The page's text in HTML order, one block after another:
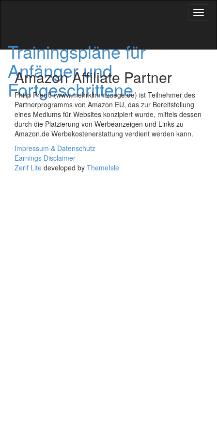
Trainingspläne für
Anfänger und
Fortgeschrittene
Amazon Affiliate Partner
Philip Preuß (www.mehrklimmzuege.de) ist Teilnehmer des
Partnerprogramms von Amazon EU, das zur Bereitstellung
eines Mediums für Websites konzipiert wurde, mittels dessen
durch die Platzierung von Werbeanzeigen und Links zu
Amazon.de Werbekostenerstattung verdient werden kann.
Impressum & Datenschutz
Earnings Disclaimer
Zerif Lite developed by ThemeIsle